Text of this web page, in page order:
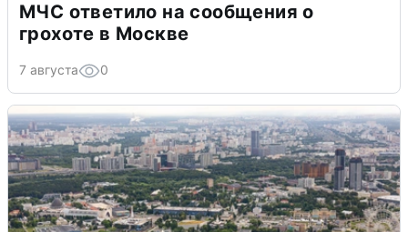
МЧС ответило на сообщения о
грохоте в Москве
7 августа 0